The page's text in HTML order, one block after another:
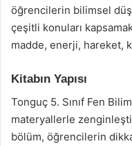
öğrencilerin bilimsel
çeşitli konuları
madde, enerji, hareket,
Kitabın Yapısı
Tonguç 5. Sınıf Fen
materyallerle
bölüm, öğrencilerin